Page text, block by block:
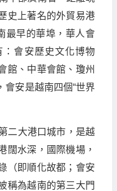
史上著名的外貿易港
最早的華埠，華人會
會安歷史文化博物
館、中華會館、瓊州
會安是越南四個“世界
二大港口城市，是越
闊水深，國際機場，
（即順化故都；會安
稱為越南的第三大門